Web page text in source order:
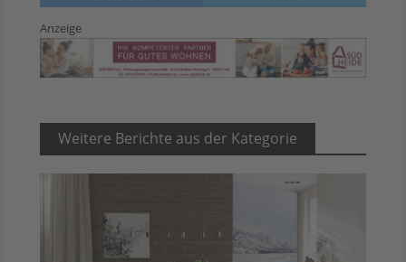
Anzeige
Weitere Berichte aus der Kategorie